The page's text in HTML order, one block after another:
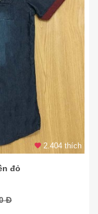
2.404 thích
đỏ
Đ